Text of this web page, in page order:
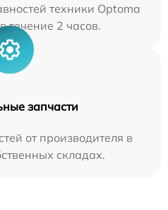
техники Optoma
течение 2 часов.
запчасти
от производителя в
складах.